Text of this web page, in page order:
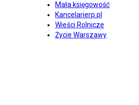
Mała księgowość
Kancelarierp.pl
Wieści Rolnicze
Życie Warszawy